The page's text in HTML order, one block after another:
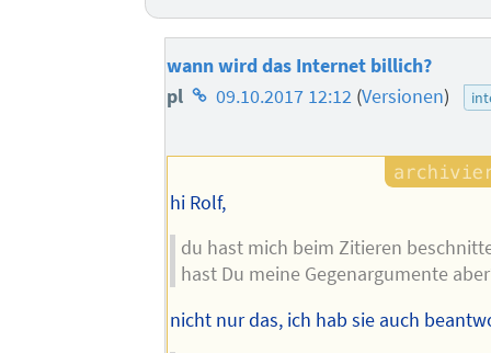
wann wird das Internet billich?
pl Homepage
Autors
09.10.2017 12:12 (Versionen)
hi Rolf,
du hast mich beim Zitieren
hast Du meine Gegenargumente
nicht nur das, ich hab sie auch